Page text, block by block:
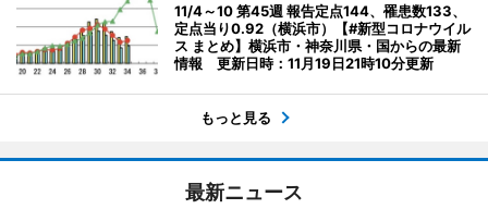
11/4～10 第45週 報告定点144、罹患数133、
定点当り0.92（横浜市）【#新型コロナウイル
ス まとめ】横浜市・神奈川県・国からの最新
情報 更新日時：11月19日21時10分更新
もっと見る
最新ニュース